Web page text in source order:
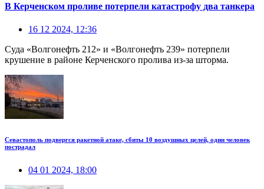
В Керченском проливе потерпели катастрофу два танкера
16 12 2024, 12:36
Суда «Волгонефть 212» и «Волгонефть 239» потерпели
крушение в районе Керченского пролива из-за шторма.
Севастополь подвергся ракетной атаке, сбиты 10 воздушных целей, один человек
пострадал
04 01 2024, 18:00